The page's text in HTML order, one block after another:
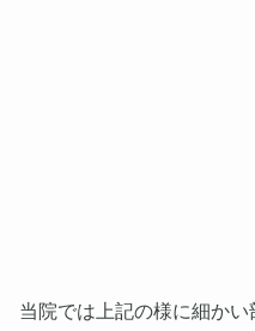
当院では上記の様に細か